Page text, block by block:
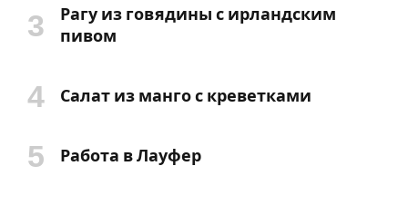
Рагу из говядины с ирландским
пивом
Салат из манго с креветками
Работа в Лауфер